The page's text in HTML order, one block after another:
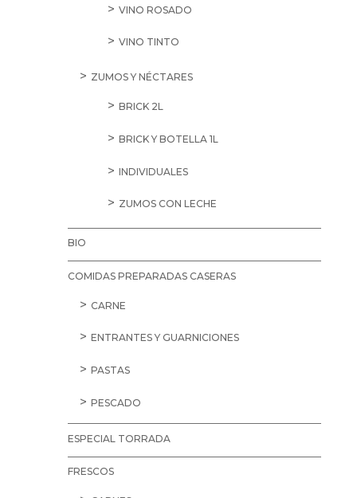
VINO ROSADO
VINO TINTO
ZUMOS Y NÉCTARES
BRICK 2L
BRICK Y BOTELLA 1L
INDIVIDUALES
ZUMOS CON LECHE
BIO
COMIDAS PREPARADAS CASERAS
CARNE
ENTRANTES Y GUARNICIONES
PASTAS
PESCADO
ESPECIAL TORRADA
FRESCOS